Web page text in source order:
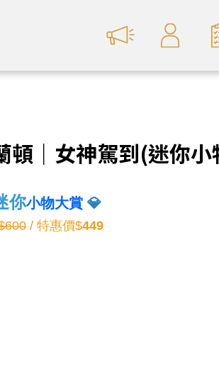
｜女神駕到(迷你小
你小物大賞 💎
/ 特惠價$449